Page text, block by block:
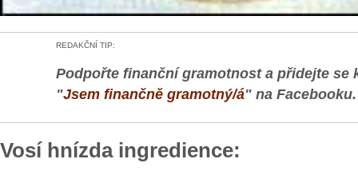
REDAKČNÍ TIP:
Podpořte finanční gramotnost a přidejte se
"Jsem finančně gramotný/á" na Facebooku.
Vosí hnízda ingredience: